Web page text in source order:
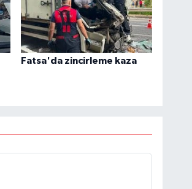
Fatsa'da zincirleme kaza